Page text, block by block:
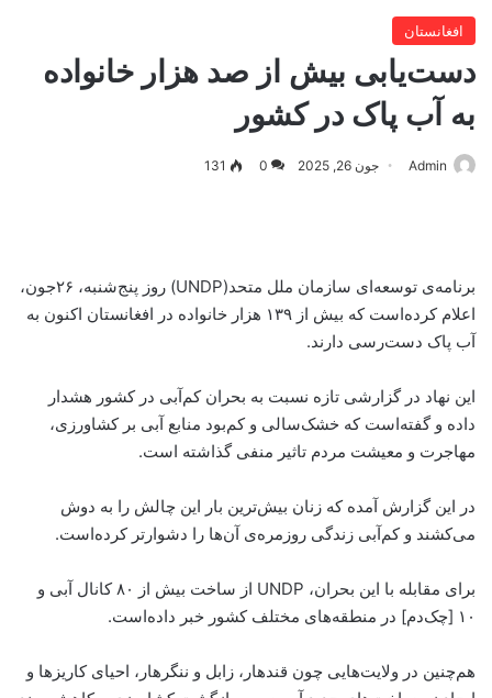
افغانستان
دست‌یابی بیش از صد هزار خانواده
به آب پاک در کشور
Admin جون 26, 2025 0
131
برنامه‌ی توسعه‌ای سازمان ملل متحد(UNDP) روز پنج‌شنبه، ۲۶جون،
اعلام کرده‌است که بیش از ۱۳۹ هزار خانواده در افغانستان اکنون به
آب پاک دست‌رسی دارند.
این نهاد در گزارشی تازه نسبت به بحران کم‌آبی در کشور هشدار
داده و گفته‌است که خشک‌سالی و کم‌بود منابع آبی بر کشاورزی،
مهاجرت و معیشت مردم تاثیر منفی گذاشته است.
در این گزارش آمده که زنان بیش‌ترین بار این چالش را به دوش
می‌کشند و کم‌آبی زندگی روزمره‌ی آن‌ها را دشوارتر کرده‌است.
برای مقابله با این بحران، UNDP از ساخت بیش از ۸۰ کانال آبی و
۱۰ [چک‌دم] در منطقه‌های مختلف کشور خبر داده‌است.
هم‌چنین در ولایت‌هایی چون قندهار، زابل و ننگرهار، احیای کاریزها و